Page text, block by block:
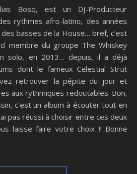
rythmes afro-latino, des années
basses de la House… bref, c’est
membre du groupe The Whiskey
solo, en 2013… depuis, il a déjà
dont le fameux Celestial Strut
retrouver la pépite du jour et
aux rythmiques redoutables. Bon,
c’est un album à écouter tout en
pas réussi à choisir entre ces deux
laisse faire votre choix !! Bonne